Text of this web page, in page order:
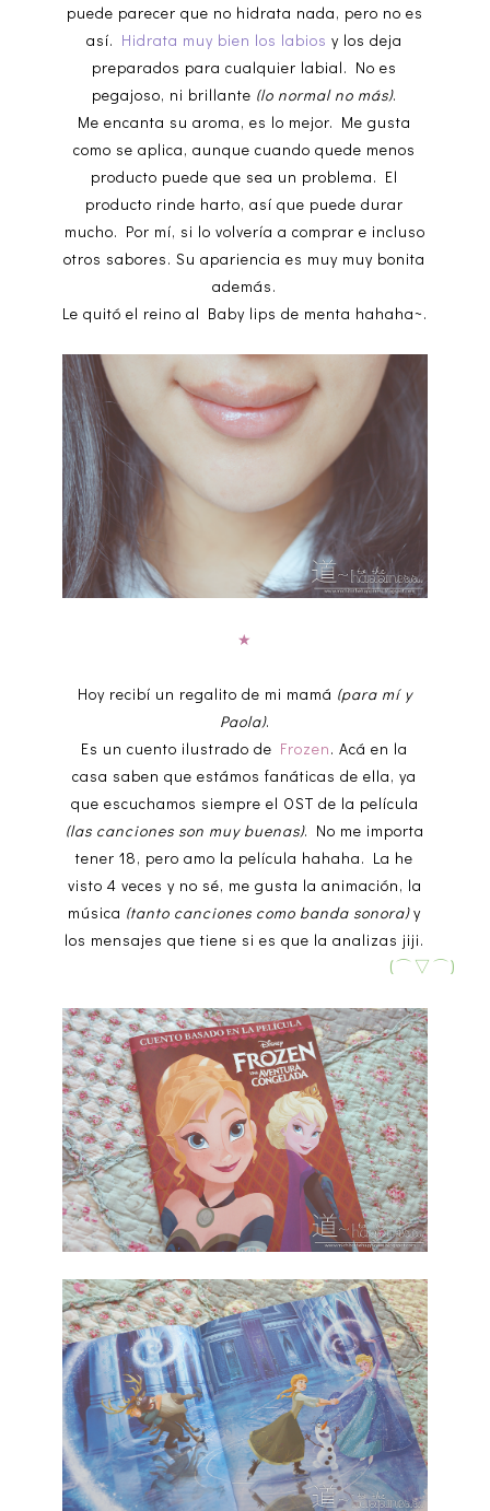
puede parecer que no hidrata nada, pero no es
así. Hidrata muy bien los labios y los deja
preparados para cualquier labial. No es
pegajoso, ni brillante (lo normal no más).
Me encanta su aroma, es lo mejor. Me gusta
como se aplica, aunque cuando quede menos
producto puede que sea un problema. El
producto rinde harto, así que puede durar
mucho. Por mí, si lo volvería a comprar e incluso
otros sabores. Su apariencia es muy muy bonita
además.
Le quitó el reino al Baby lips de menta hahaha~.
★
Hoy recibí un regalito de mi mamá (para mí y
Paola).
Es un cuento ilustrado de Frozen. Acá en la
casa saben que estámos fanáticas de ella, ya
que escuchamos siempre el OST de la película
(las canciones son muy buenas). No me importa
tener 18, pero amo la película hahaha. La he
visto 4 veces y no sé, me gusta la animación, la
música (tanto canciones como banda sonora)y
los mensajes que tiene si es que la analizas jiji.
(⌒▽⌒)